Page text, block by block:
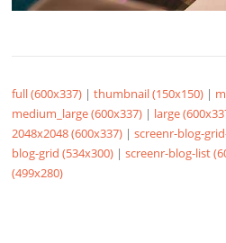
full (600x337) |thumbnail (150x150) |
medium_large (600x337) | large
2048x2048 (600x337) |screenr-blog-
blog-grid (534x300) |screenr-blog-list
(499x280)